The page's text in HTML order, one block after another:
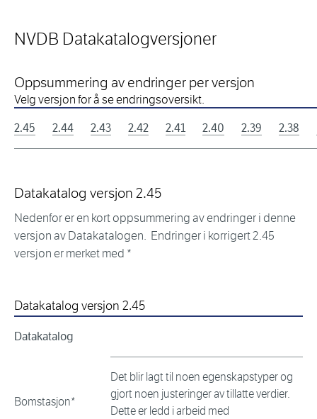
NVDB Datakatalogversjoner
Oppsummering av endringer per versjon
Velg versjon for å se endringsoversikt.
2.45 2.44 2.43 2.42 2.41 2.40 2.39 2.38
Datakatalog versjon 2.45
Nedenfor er en kort oppsummering av endringer i denne
versjon av Datakatalogen. Endringer i korrigert 2.45
versjon er merket med *
Datakatalog versjon 2.45
Datakatalog
Bomstasjon*
Det blir lagt til noen egenskapstyper og
gjort noen justeringer av tillatte verdier.
Dette er ledd i arbeid med